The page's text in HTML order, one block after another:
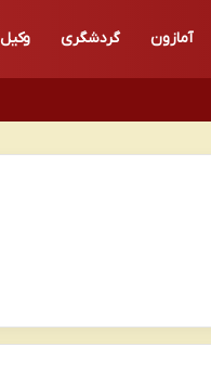
آمازون گردشگری وکیل